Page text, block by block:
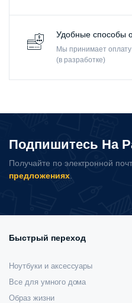
Удобные способы
Мы принимает
(в разработке)
Подпишитесь На
Получайте по электронной
предложениях.
Быстрый переход
Ноутбуки и аксессуары
Все для умного дома
Образ жизни